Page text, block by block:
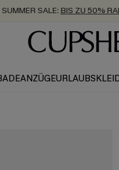
SUMMER SALE: BIS ZU 50%
BIS ZU -20%
KOSTENLOSER VERSAND AB